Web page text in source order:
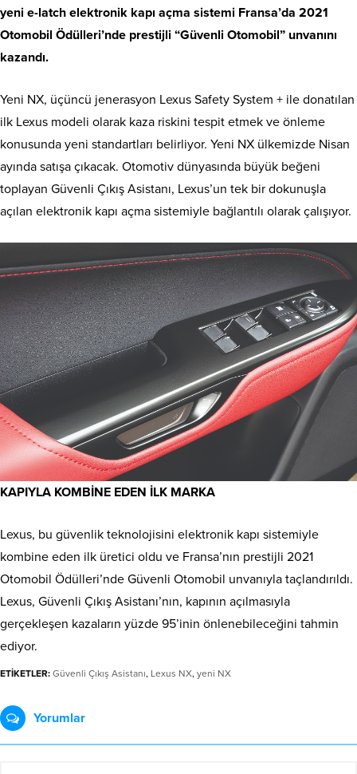
yeni e-latch elektronik kapı açma sistemi Fransa’da 2021
Otomobil Ödülleri’nde prestijli “Güvenli Otomobil” unvanını
kazandı.
Yeni NX, üçüncü jenerasyon Lexus Safety System + ile donatılan
ilk Lexus modeli olarak kaza riskini tespit etmek ve önleme
konusunda yeni standartları belirliyor. Yeni NX ülkemizde Nisan
ayında satışa çıkacak. Otomotiv dünyasında büyük beğeni
toplayan Güvenli Çıkış Asistanı, Lexus’un tek bir dokunuşla
açılan elektronik kapı açma sistemiyle bağlantılı olarak çalışıyor.
KAPIYLA KOMBİNE EDEN İLK MARKA
Lexus, bu güvenlik teknolojisini elektronik kapı sistemiyle
kombine eden ilk üretici oldu ve Fransa’nın prestijli 2021
Otomobil Ödülleri’nde Güvenli Otomobil unvanıyla taçlandırıldı.
Lexus, Güvenli Çıkış Asistanı’nın, kapının açılmasıyla
gerçekleşen kazaların yüzde 95’inin önlenebileceğini tahmin
ediyor.
ETİKETLER: Güvenli Çıkış Asistanı, Lexus NX, yeni NX
Yorumlar